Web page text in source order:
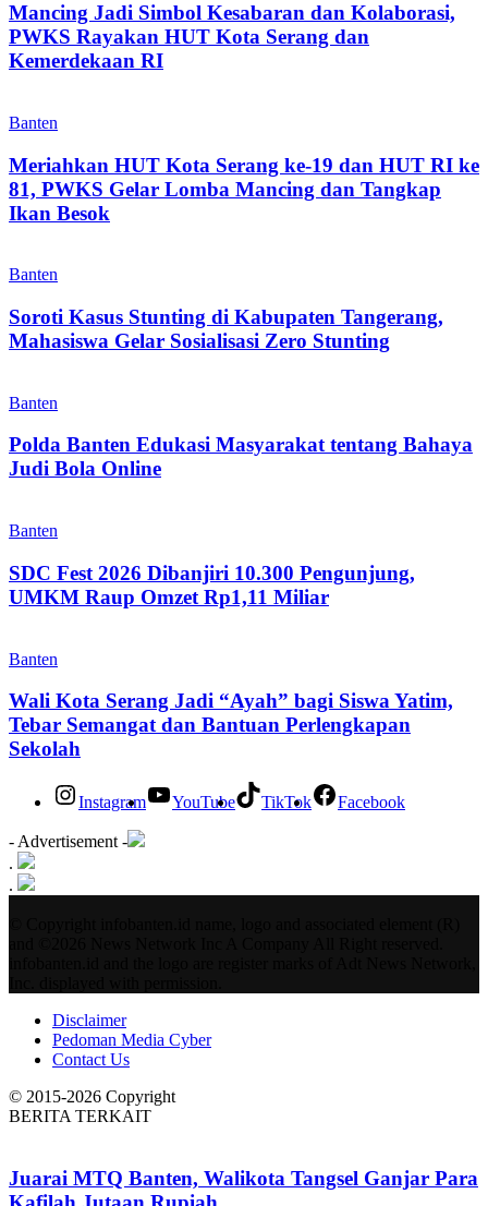
Mancing Jadi Simbol Kesabaran dan Kolaborasi,
PWKS Rayakan HUT Kota Serang dan
Kemerdekaan RI
Banten
Meriahkan HUT Kota Serang ke-19 dan HUT RI ke
81, PWKS Gelar Lomba Mancing dan Tangkap
Ikan Besok
Banten
Soroti Kasus Stunting di Kabupaten Tangerang,
Mahasiswa Gelar Sosialisasi Zero Stunting
Banten
Polda Banten Edukasi Masyarakat tentang Bahaya
Judi Bola Online
Banten
SDC Fest 2026 Dibanjiri 10.300 Pengunjung,
UMKM Raup Omzet Rp1,11 Miliar
Banten
Wali Kota Serang Jadi “Ayah” bagi Siswa Yatim,
Tebar Semangat dan Bantuan Perlengkapan
Sekolah
Instagram YouTube TikTok Facebook
- Advertisement -
.
.
Disclaimer
Pedoman Media Cyber
Contact Us
© 2015-2026 Copyright
BERITA TERKAIT
Juarai MTQ Banten, Walikota Tangsel Ganjar Para